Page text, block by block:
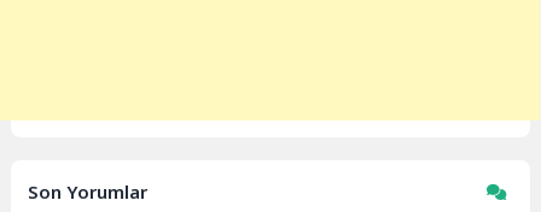
Son Yorumlar